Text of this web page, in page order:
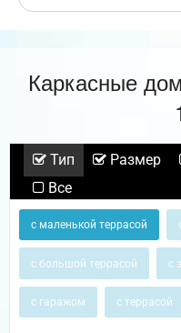
Каркасные
Тип Размер
Все
с маленькой террасой
с большой террасой с
с гаражом с террасой